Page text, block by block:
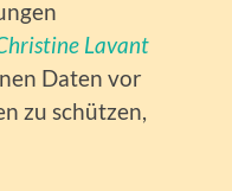
Lavant
Daten vor
zu schützen,